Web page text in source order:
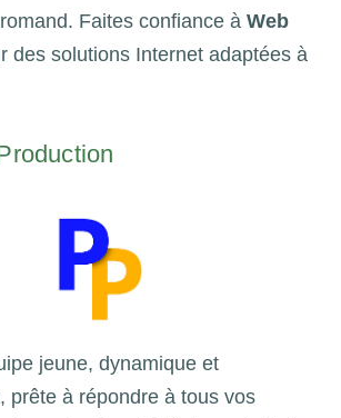
Faites confiance à Web
des solutions Internet adaptées à
jeune, dynamique et
prête à répondre à tous vos